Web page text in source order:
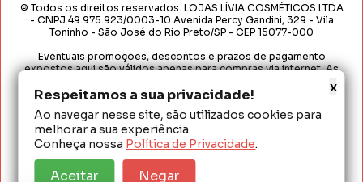
Respeitamos a sua privacidade!
Ao navegar nesse site, são utilizados cookies para
melhorar a sua experiência.
Conheça nossa Política de Privacidade.
Aceitar Negar
x
© Todos os direitos reservados. LOJAS LÍVIA COSMÉTICOS LTDA
- CNPJ 49.975.923/0003-10 Avenida Percy Gandini, 329 - Vila
Toninho - São José do Rio Preto/SP - CEP 15077-000
Eventuais promoções, descontos e prazos de pagamento
expostos aqui são válidos apenas para compras via internet. As
Loja. É proibida a utilização total ou parcial sem nossa autorização.
Em caso de divergência de preços no site, o valor válido é o do
Carrinho de Compras. Preços e condições de pagamento
exclusivos para compras via internet. Ofertas válidas até o
término de nossos estoques para internet. Vendas sujeitas à
análise e confirmação de dados.